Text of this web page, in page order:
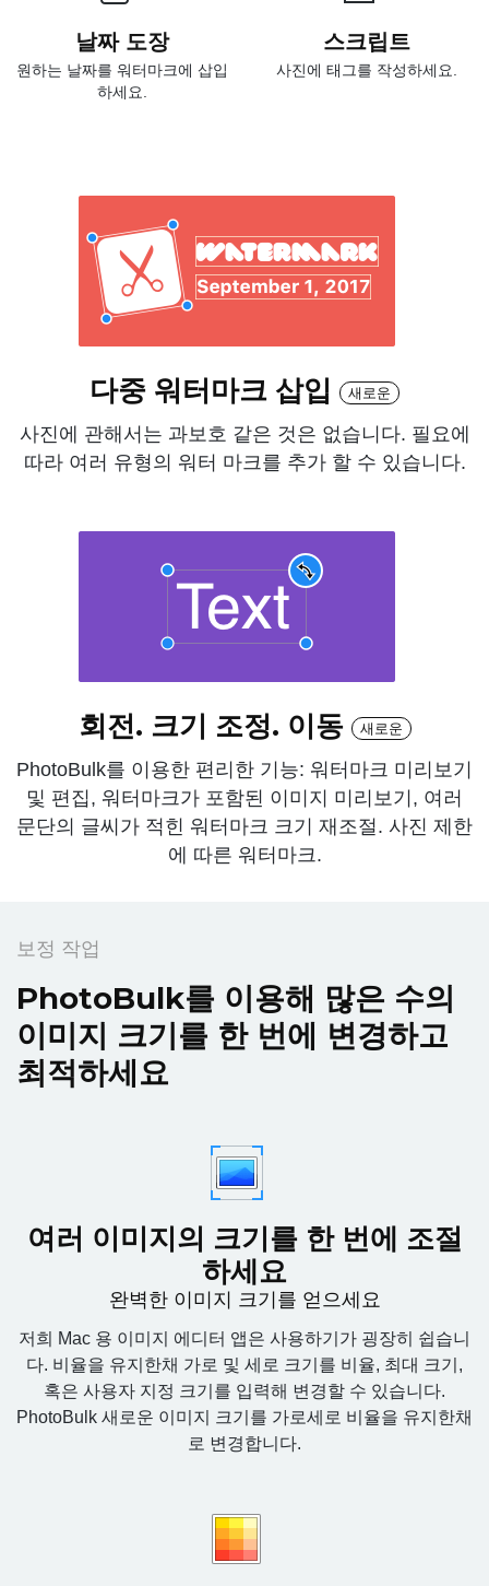
날짜 도장
원하는 날짜를 워터마크에 삽입
하세요.
스크립트
사진에 태그를 작성하세요.
다중 워터마크 삽입 새로운
사진에 관해서는 과보호 같은 것은 없습니다. 필요에
따라 여러 유형의 워터 마크를 추가 할 수 있습니다.
회전. 크기 조정. 이동 새로운
PhotoBulk를 이용한 편리한 기능: 워터마크 미리보기
및 편집, 워터마크가 포함된 이미지 미리보기, 여러
문단의 글씨가 적힌 워터마크 크기 재조절. 사진 제한
에 따른 워터마크.
보정 작업
PhotoBulk를 이용해 많은 수의
이미지 크기를 한 번에 변경하고
최적하세요
여러 이미지의 크기를 한 번에 조절
하세요
완벽한 이미지 크기를 얻으세요
저희 Mac 용 이미지 에디터 앱은 사용하기가 굉장히 쉽습니
다. 비율을 유지한채 가로 및 세로 크기를 비율, 최대 크기,
혹은 사용자 지정 크기를 입력해 변경할 수 있습니다.
PhotoBulk 새로운 이미지 크기를 가로세로 비율을 유지한채
로 변경합니다.